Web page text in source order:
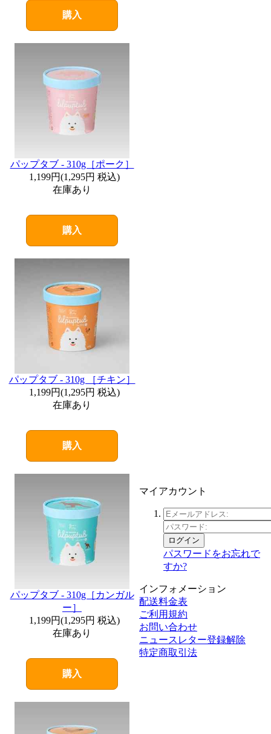
購入
パップタブ - 310g［ポーク］
1,199円(1,295円 税込)
在庫あり
購入
パップタブ - 310g ［チキン］
1,199円(1,295円 税込)
在庫あり
購入
パップタブ - 310g［カンガル
ー］
1,199円(1,295円 税込)
在庫あり
購入
マイアカウント
ログイン
パスワードをお忘れで
すか?
インフォメーション
配送料金表
ご利用規約
お問い合わせ
ニュースレター登録解除
特定商取引法